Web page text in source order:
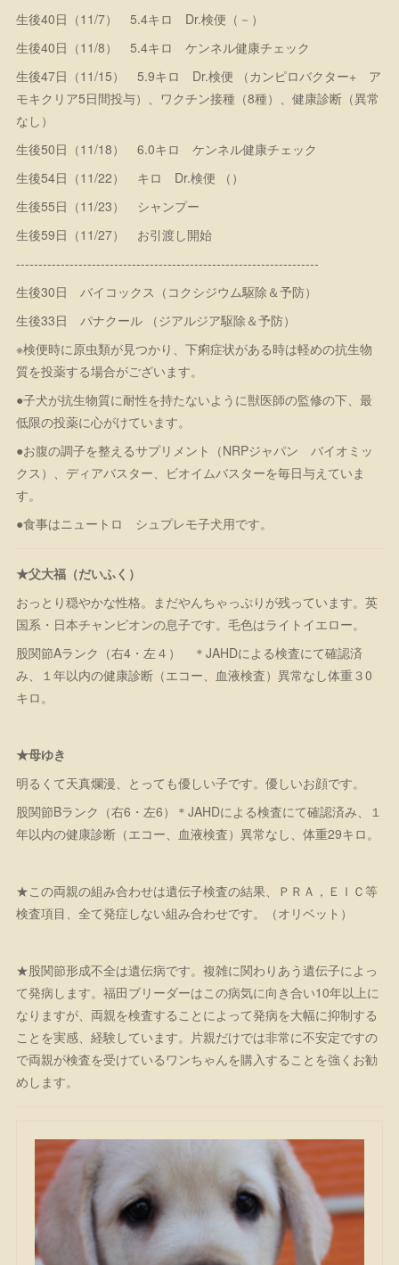
生後40日（11/7） 5.4キロ Dr.検便（－）
生後40日（11/8） 5.4キロ ケンネル健康チェック
生後47日（11/15） 5.9キロ Dr.検便 （カンピロバクター+ ア
モキクリア5日間投与）、ワクチン接種（8種）、健康診断（異常
なし）
生後50日（11/18） 6.0キロ ケンネル健康チェック
生後54日（11/22） キロ Dr.検便 （）
生後55日（11/23） シャンプー
生後59日（11/27） お引渡し開始
--------------------------------------------------------------------
生後30日 バイコックス（コクシジウム駆除＆予防）
生後33日 パナクール （ジアルジア駆除＆予防）
※検便時に原虫類が見つかり、下痢症状がある時は軽めの抗生物
質を投薬する場合がございます。
●子犬が抗生物質に耐性を持たないように獣医師の監修の下、最
低限の投薬に心がけています。
●お腹の調子を整えるサプリメント（NRPジャパン バイオミッ
クス）、ディアバスター、ビオイムバスターを毎日与えていま
す。
●食事はニュートロ シュプレモ子犬用です。
★父大福（だいふく）
おっとり穏やかな性格。まだやんちゃっぷりが残っています。英
国系・日本チャンピオンの息子です。毛色はライトイエロー。
股関節Aランク（右4・左４） ＊JAHDによる検査にて確認済
み、１年以内の健康診断（エコー、血液検査）異常なし体重３0
キロ。
★母ゆき
明るくて天真爛漫、とっても優しい子です。優しいお顔です。
股関節Bランク（右6・左6）＊JAHDによる検査にて確認済み、１
年以内の健康診断（エコー、血液検査）異常なし、体重29キロ。
★この両親の組み合わせは遺伝子検査の結果、ＰＲＡ，ＥＩＣ等
検査項目、全て発症しない組み合わせです。（オリベット）
★股関節形成不全は遺伝病です。複雑に関わりあう遺伝子によっ
て発病します。福田ブリーダーはこの病気に向き合い10年以上に
なりますが、両親を検査することによって発病を大幅に抑制する
ことを実感、経験しています。片親だけでは非常に不安定ですの
で両親が検査を受けているワンちゃんを購入することを強くお勧
めします。